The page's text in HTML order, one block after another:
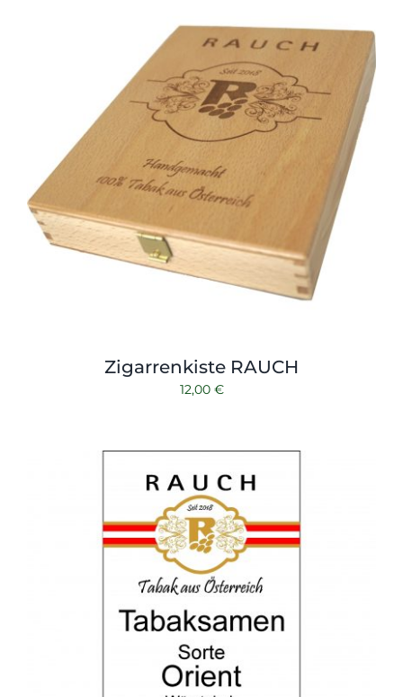
Zigarrenkiste RAUCH
12,00 €